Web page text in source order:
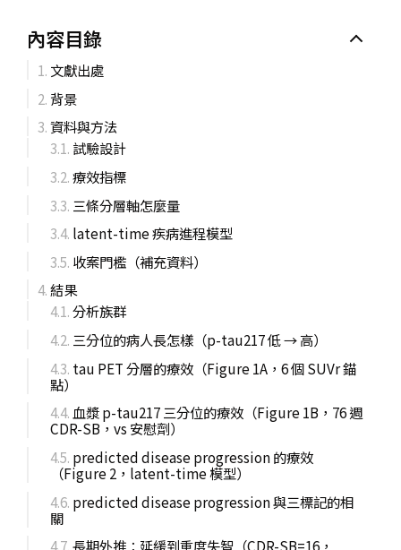
內容目錄
文獻出處
背景
資料與方法
試驗設計
療效指標
三條分層軸怎麼量
latent-time 疾病進程模型
收案門檻（補充資料）
結果
分析族群
三分位的病人長怎樣（p-tau217 低 → 高）
tau PET 分層的療效（Figure 1A，6 個 SUVr 錨
點）
血漿 p-tau217 三分位的療效（Figure 1B，76 週
CDR-SB，vs 安慰劑）
predicted disease progression 的療效
（Figure 2，latent-time 模型）
predicted disease progression 與三標記的相
關
長期外推：延緩到重度失智（CDR-SB=16，